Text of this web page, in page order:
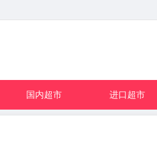
国内超市 进口超市